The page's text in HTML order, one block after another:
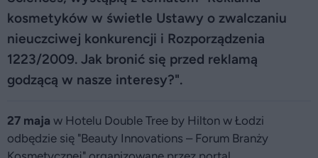
kosmetyków w świetle Ustawy o zwalczaniu
nieuczciwej konkurencji i Rozporządzenia
1223/2009. Jak bronić się przed reklamą
godzącą w nasze interesy?".
27 maja w Hotelu Double Tree by Hilton w Łodzi
odbędzie się "Beauty Innovations – Forum Branży